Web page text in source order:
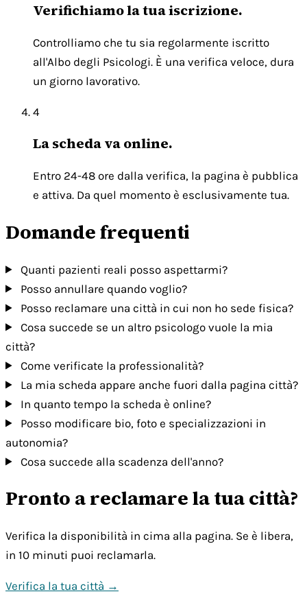
Verifichiamo la tua iscrizione.
Controlliamo che tu sia regolarmente iscritto
all'Albo degli Psicologi. È una verifica veloce, dura
un giorno lavorativo.
4
La scheda va online.
Entro 24-48 ore dalla verifica, la pagina è pubblica
e attiva. Da quel momento è esclusivamente tua.
Domande frequenti
Quanti pazienti reali posso aspettarmi?
Posso annullare quando voglio?
Posso reclamare una città in cui non ho sede fisica?
Cosa succede se un altro psicologo vuole la mia
città?
Come verificate la professionalità?
La mia scheda appare anche fuori dalla pagina città?
In quanto tempo la scheda è online?
Posso modificare bio, foto e specializzazioni in
autonomia?
Cosa succede alla scadenza dell'anno?
Pronto a reclamare la tua città?
Verifica la disponibilità in cima alla pagina. Se è libera,
in 10 minuti puoi reclamarla.
Verifica la tua città →